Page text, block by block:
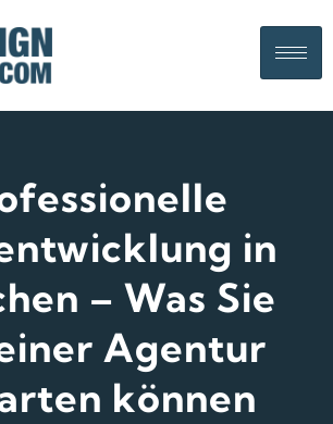
in
– Was Sie
einer Agentur
können